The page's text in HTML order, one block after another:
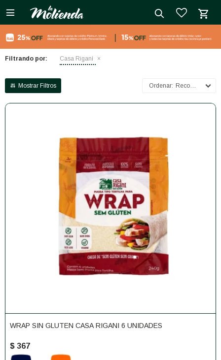

Filtrando por: Casa Rigani
Recomendados
WRAP SIN GLUTEN CASA RIGANI 6 UNIDADES
$ 367